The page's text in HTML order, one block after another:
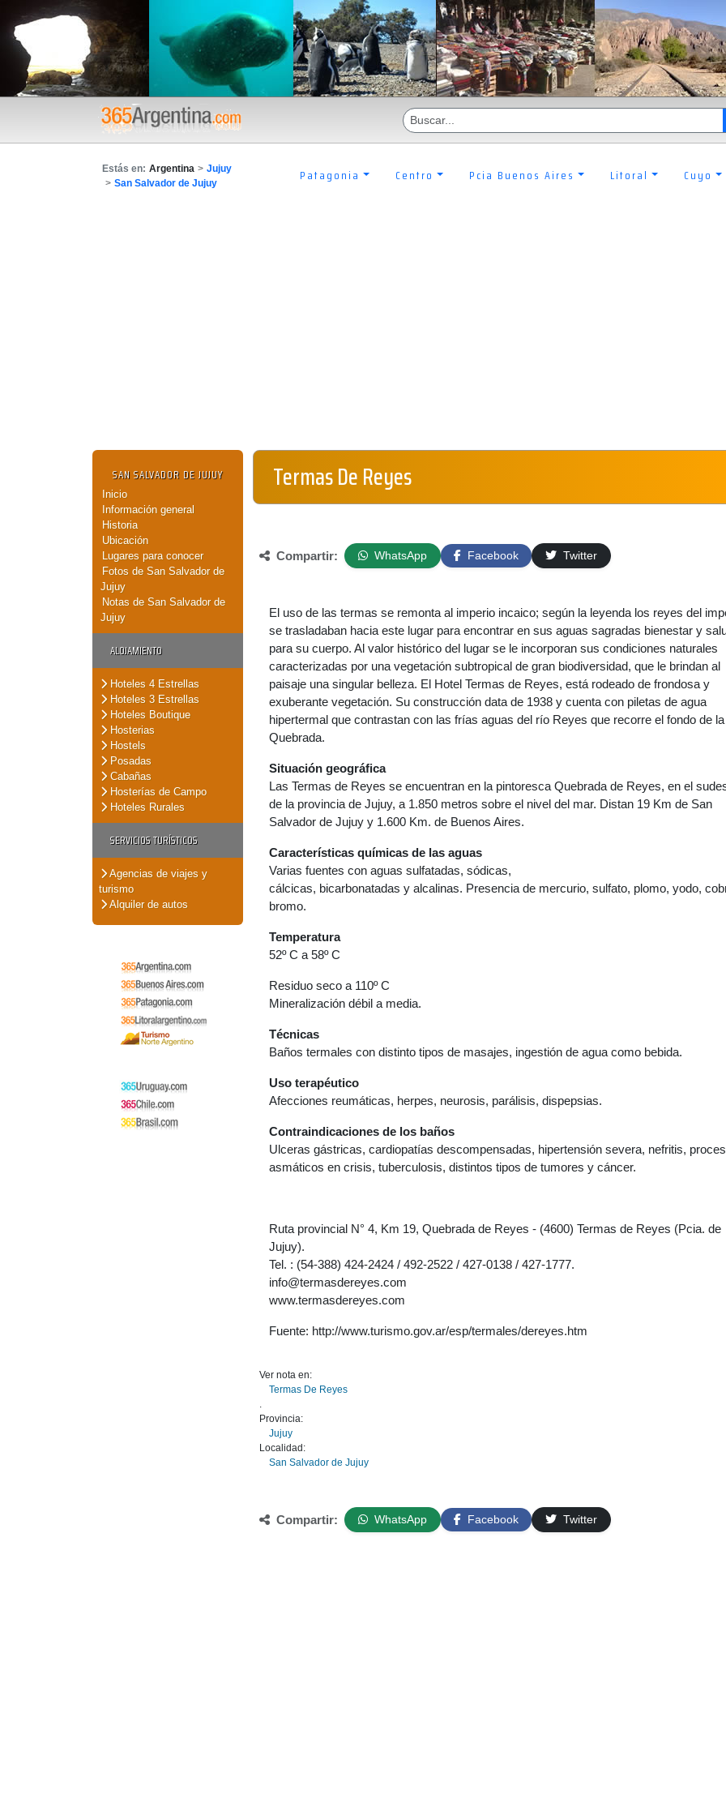
Estás en: Argentina > Jujuy
> San Salvador de Jujuy Patagonia Centro Pcia Buenos Aires Litoral Cuyo
SAN SALVADOR DE JUJUY
Inicio
Información general
Historia
Ubicación
Lugares para conocer
Fotos de San Salvador de
Jujuy
Notas de San Salvador de
Jujuy
ALOJAMIENTO
Hoteles 4 Estrellas
Hoteles 3 Estrellas
Hoteles Boutique
Hosterias
Hostels
Posadas
Cabañas
Hosterías de Campo
Hoteles Rurales
SERVICIOS TURÍSTICOS
Agencias de viajes y
turismo
Alquiler de autos
Termas De Reyes
Compartir: WhatsApp Facebook Twitter
El uso de las termas se remonta al imperio incaico; según la leyenda los reyes del
se trasladaban hacia este lugar para encontrar en sus aguas sagradas bienestar y
para su cuerpo. Al valor histórico del lugar se le incorporan sus condiciones naturales
caracterizadas por una vegetación subtropical de gran biodiversidad, que le brindan al
paisaje una singular belleza. El Hotel Termas de Reyes, está rodeado de frondosa y
exuberante vegetación. Su construcción data de 1938 y cuenta con piletas de agua
hipertermal que contrastan con las frías aguas del río Reyes que recorre el fondo de la
Quebrada.
Situación geográfica
Las Termas de Reyes se encuentran en la pintoresca Quebrada de Reyes, en el
de la provincia de Jujuy, a 1.850 metros sobre el nivel del mar. Distan 19 Km de San
Salvador de Jujuy y 1.600 Km. de Buenos Aires.
Características químicas de las aguas
Varias fuentes con aguas sulfatadas, sódicas,
cálcicas, bicarbonatadas y alcalinas. Presencia de mercurio, sulfato, plomo, yodo,
bromo.
Temperatura
52º C a 58º C
Residuo seco a 110º C
Mineralización débil a media.
Técnicas
Baños termales con distinto tipos de masajes, ingestión de agua como bebida.
Uso terapéutico
Afecciones reumáticas, herpes, neurosis, parálisis, dispepsias.
Contraindicaciones de los baños
Ulceras gástricas, cardiopatías descompensadas, hipertensión severa, nefritis,
asmáticos en crisis, tuberculosis, distintos tipos de tumores y cáncer.
Ruta provincial N° 4, Km 19, Quebrada de Reyes - (4600) Termas de Reyes (Pcia. de
Jujuy).
Tel. : (54-388) 424-2424 / 492-2522 / 427-0138 / 427-1777.
info@termasdereyes.com
www.termasdereyes.com
Fuente: http://www.turismo.gov.ar/esp/termales/dereyes.htm
Ver nota en:
Termas De Reyes
.
Provincia:
Jujuy
Localidad:
San Salvador de Jujuy
Compartir: WhatsApp Facebook Twitter